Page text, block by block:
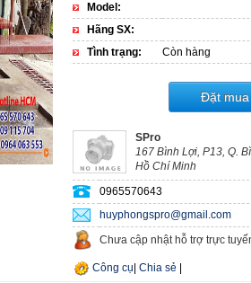
Model:
Hãng SX:
Tình trạng:
Còn hàng
Đặt mua
SPro
167 Bình Lợi, P13, Q.
Hồ Chí Minh
0965570643
huyphongspro@gmail.com
Chưa cập nhật hỗ trợ trực
Chia sẻ
Công cụ